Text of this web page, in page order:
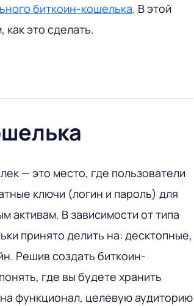
биткоин-кошелька. В этой
это сделать.
— это место, где пользователи
ключи (логин и пароль) для
активам. В зависимости от типа
принято делить на: десктопные,
Решив создать биткоин-
где вы будете хранить
функционал, целевую аудиторию